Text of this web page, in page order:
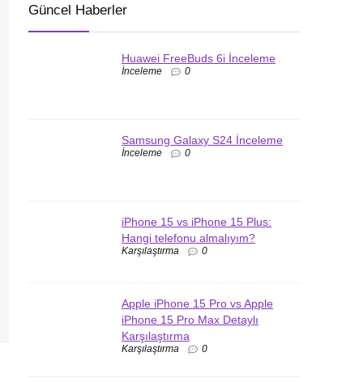
Güncel Haberler
Huawei FreeBuds 6i İnceleme
İnceleme 0
Samsung Galaxy S24 İnceleme
İnceleme 0
iPhone 15 vs iPhone 15 Plus:
Hangi telefonu almalıyım?
Karşılaştırma 0
Apple iPhone 15 Pro vs Apple
iPhone 15 Pro Max Detaylı
Karşılaştırma
Karşılaştırma 0